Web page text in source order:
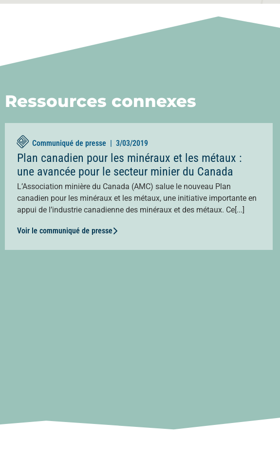
Ressources connexes
Communiqué de presse | 3/03/2019
Plan canadien pour les minéraux et les métaux :
une avancée pour le secteur minier du Canada
L’Association minière du Canada (AMC) salue le nouveau Plan
canadien pour les minéraux et les métaux, une initiative importante en
appui de l’industrie canadienne des minéraux et des métaux. Ce[...]
Voir le communiqué de presse